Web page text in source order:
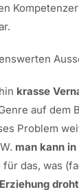
krasse
auf
Problem
man kann
das, was